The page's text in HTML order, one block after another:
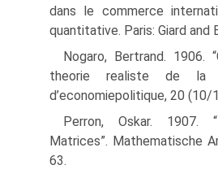
dans le commerce
quantitative. Paris: Giard and
Nogaro, Bertrand. 1906.
theorie realiste de la
d’economiepolitique, 20 (10/
Perron, Oskar. 1907.
Matrices”. Mathematische
63.